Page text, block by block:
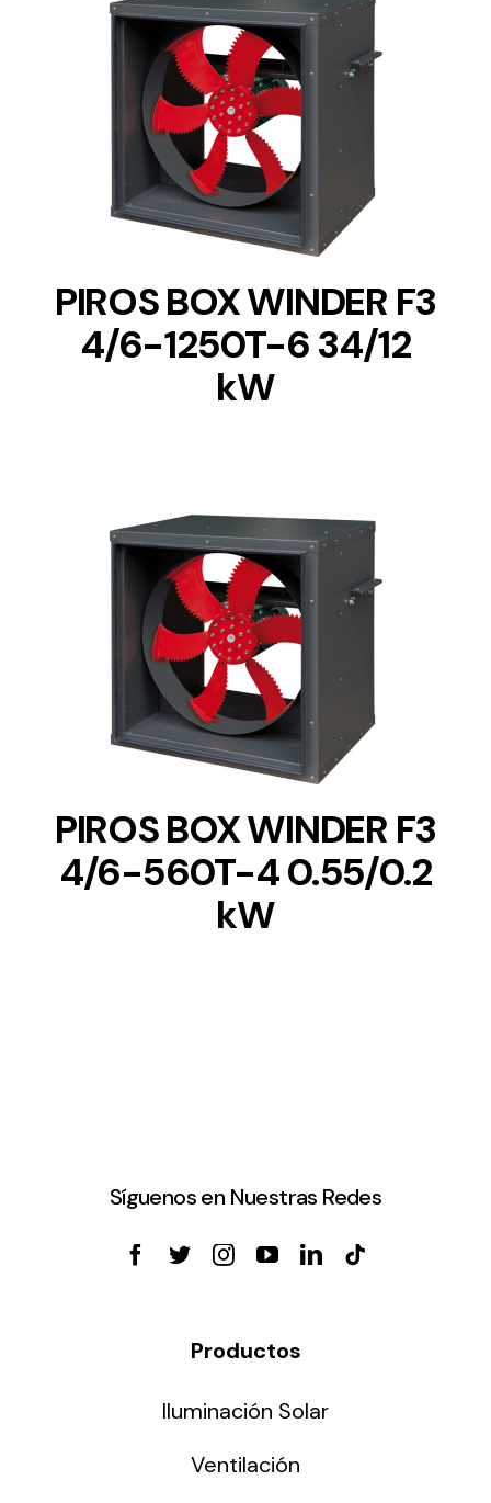
DETAILS
PIROS BOX WINDER F3
4/6-1250T-6 34/12
kW
DETAILS
PIROS BOX WINDER F3
4/6-560T-4 0.55/0.2
kW
Síguenos en Nuestras Redes
Productos
Iluminación Solar
Ventilación